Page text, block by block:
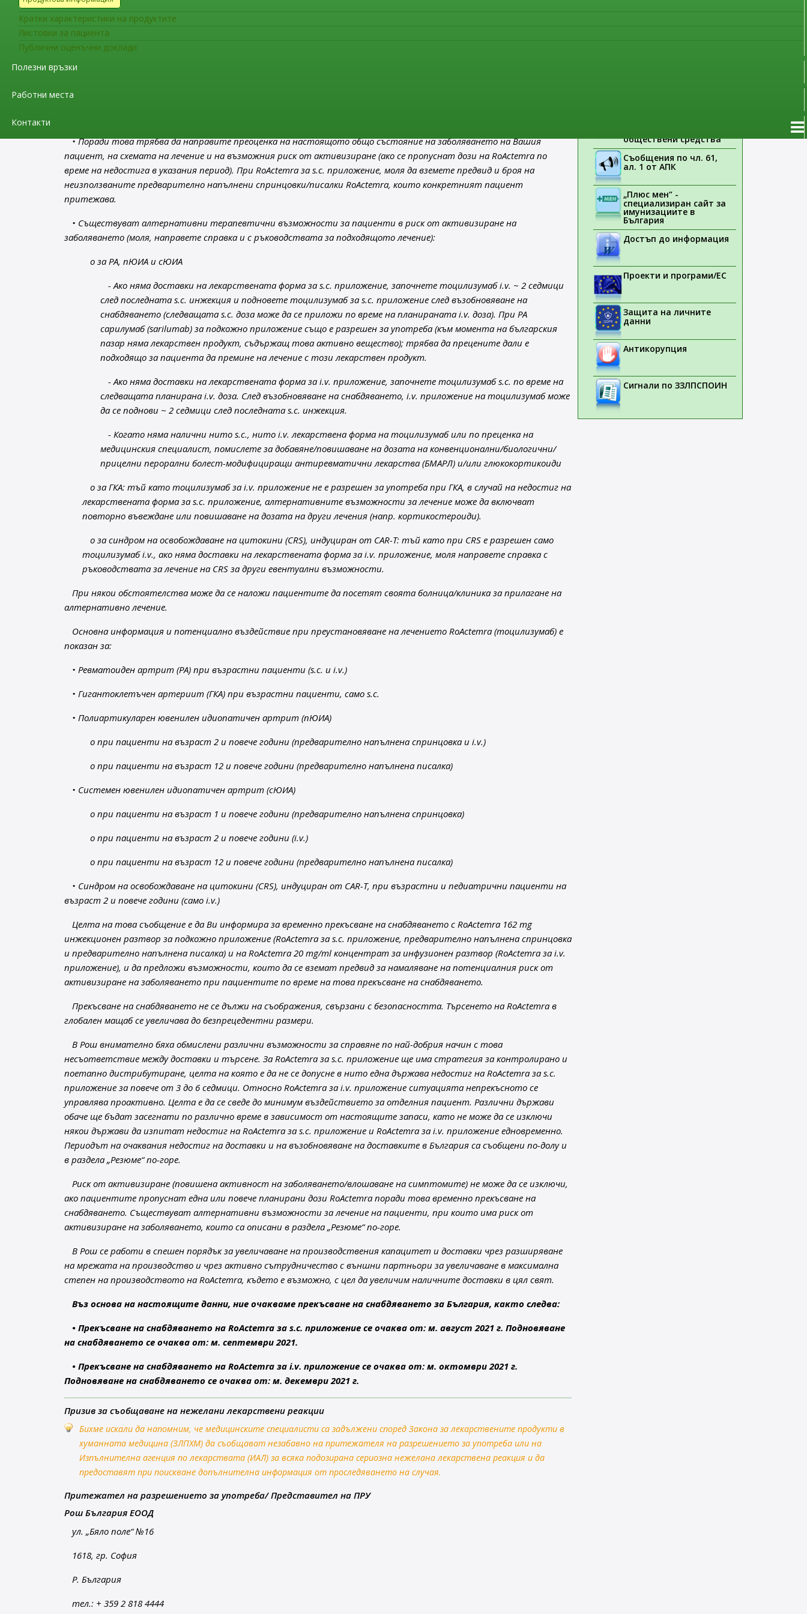
Кратки характеристики на продуктите
Листовки за пациента
Публични оценъчни доклади
Полезни връзки
Работни места
Контакти
o RoActemra 20 mg/ml концентрат за инфузионен разтвор (i.v.): очаква се временно прекъсване на
снабдяването от:
(повишена активност на заболяването/влошаване на симптомите) при следните разрешени показания за
• Поради това трябва да направите преоценка на настоящото общо състояние на заболяването на Вашия
пациент, на схемата на лечение и на възможния риск от активизиране (ако се пропуснат дози на RoActemra по
време на недостига в указания период). При RoActemra за s.c. приложение, моля да вземете предвид и броя на
неизползваните предварително напълнени спринцовки/писалки RoActemra, които конкретният пациент
притежава.
• Съществуват алтернативни терапевтични възможности за пациенти в риск от активизиране на
заболяването (моля, направете справка и с ръководствата за подходящото лечение):
o за РА, пЮИА и сЮИА
- Ако няма доставки на лекарствената форма за s.c. приложение, започнете тоцилизумаб i.v. ~ 2 седмици
след последната s.c. инжекция и подновете тоцилизумаб за s.c. приложение след възобновяване на
снабдяването (следващата s.c. доза може да се приложи по време на планираната i.v. доза). При РА
сарилумаб (sarilumab) за подкожно приложение също е разрешен за употреба (към момента на българския
пазар няма лекарствен продукт, съдържащ това активно вещество); трябва да прецените дали е
подходящо за пациента да премине на лечение с този лекарствен продукт.
- Ако няма доставки на лекарствената форма за i.v. приложение, започнете тоцилизумаб s.c. по време на
следващата планирана i.v. доза. След възобновяване на снабдяването, i.v. приложение на тоцилизумаб може
да се поднови ~ 2 седмици след последната s.c. инжекция.
- Когато няма налични нито s.c., нито i.v. лекарствена форма на тоцилизумаб или по преценка на
медицинския специалист, помислете за добавяне/повишаване на дозата на конвенционални/биологични/
прицелни перорални болест-модифициращи антиревматични лекарства (БМАРЛ) и/или глюкокортикоиди
o за ГКА: тъй като тоцилизумаб за i.v. приложение не е разрешен за употреба при ГКА, в случай на недостиг на
лекарствената форма за s.c. приложение, алтернативните възможности за лечение може да включват
повторно въвеждане или повишаване на дозата на други лечения (напр. кортикостероиди).
o за синдром на освобождаване на цитокини (CRS), индуциран от CAR-T: тъй като при CRS е разрешен само
тоцилизумаб i.v., ако няма доставки на лекарствената форма за i.v. приложение, моля направете справка с
ръководствата за лечение на CRS за други евентуални възможности.
При някои обстоятелства може да се наложи пациентите да посетят своята болница/клиника за прилагане на
алтернативно лечение.
Основна информация и потенциално въздействие при преустановяване на лечението RoActemra (тоцилизумаб) е
показан за:
• Ревматоиден артрит (РА) при възрастни пациенти (s.c. и i.v.)
• Гигантоклетъчен артериит (ГКА) при възрастни пациенти, само s.c.
• Полиартикуларен ювенилен идиопатичен артрит (пЮИА)
o при пациенти на възраст 2 и повече години (предварително напълнена спринцовка и i.v.)
o при пациенти на възраст 12 и повече години (предварително напълнена писалка)
• Системен ювенилен идиопатичен артрит (сЮИА)
o при пациенти на възраст 1 и повече години (предварително напълнена спринцовка)
o при пациенти на възраст 2 и повече години (i.v.)
o при пациенти на възраст 12 и повече години (предварително напълнена писалка)
• Синдром на освобождаване на цитокини (CRS), индуциран от CAR-T, при възрастни и педиатрични пациенти на
възраст 2 и повече години (само i.v.)
Целта на това съобщение е да Ви информира за временно прекъсване на снабдяването с RoActemra 162 mg
инжекционен разтвор за подкожно приложение (RoActemra за s.c. приложение, предварително напълнена спринцовка
и предварително напълнена писалка) и на RoActemra 20 mg/ml концентрат за инфузионен разтвор (RoActemra за i.v.
приложение), и да предложи възможности, които да се вземат предвид за намаляване на потенциалния риск от
активизиране на заболяването при пациентите по време на това прекъсване на снабдяването.
Прекъсване на снабдяването не се дължи на съображения, свързани с безопасността. Търсенето на RoActemra в
глобален мащаб се увеличава до безпрецедентни размери.
В Рош внимателно бяха обмислени различни възможности за справяне по най-добрия начин с това
несъответствие между доставки и търсене. За RoActemra за s.c. приложение ще има стратегия за контролирано и
поетапно дистрибутиране, целта на която е да не се допусне в нито една държава недостиг на RoActemra за s.c.
приложение за повече от 3 до 6 седмици. Относно RoActemra за i.v. приложение ситуацията непрекъсното се
управлява проактивно. Целта е да се сведе до минимум въздействието за отделния пациент. Различни държави
обаче ще бъдат засегнати по различно време в зависимост от настоящите запаси, като не може да се изключи
някои държави да изпитат недостиг на RoActemra за s.c. приложение и RoActemra за i.v. приложение едновременно.
Периодът на очаквания недостиг на доставки и на възобновяване на доставките в България са съобщени по-долу и
в раздела „Резюме“ по-горе.
Риск от активизиране (повишена активност на заболяването/влошаване на симптомите) не може да се изключи,
ако пациентите пропуснат една или повече планирани дози RoActemra поради това временно прекъсване на
снабдяването. Съществуват алтернативни възможности за лечение на пациенти, при които има риск от
активизиране на заболяването, които са описани в раздела „Резюме“ по-горе.
В Рош се работи в спешен порядък за увеличаване на производствения капацитет и доставки чрез разширяване
на мрежата на производство и чрез активно сътрудничество с външни партньори за увеличаване в максимална
степен на производството на RoActemra, където е възможно, с цел да увеличим наличните доставки в цял свят.
Въз основа на настоящите данни, ние очакваме прекъсване на снабдяването за България, както следва:
• Прекъсване на снабдяването на RoActemra за s.c. приложение се очаква от: м. август 2021 г. Подновяване
на снабдяването се очаква от: м. септември 2021.
• Прекъсване на снабдяването на RoActemra за i.v. приложение се очаква от: м. октомври 2021 г.
Подновяване на снабдяването се очаква от: м. декември 2021 г.
Призив за съобщаване на нежелани лекарствени реакции
Бихме искали да напомним, че медицинските специалисти са задължени според Закона за лекарствените продукти в
хуманната медицина (ЗЛПХМ) да съобщават незабавно на притежателя на разрешението за употреба или на
Изпълнителна агенция по лекарствата (ИАЛ) за всяка подозирана сериозна нежелана лекарствена реакция и да
предоставят при поискване допълнителна информация от проследяването на случая.
Притежател на разрешението за употреба/ Представител на ПРУ
Рош България ЕООД
ул. „Бяло поле“ №16
1618, гр. София
Р. България
тел.: + 359 2 818 4444
обществени средства
Съобщения по чл. 61,
ал. 1 от АПК
„Плюс мен“ -
специализиран сайт за
имунизациите в
България
Достъп до информация
Проекти и програми/ЕС
Защита на личните
данни
Антикорупция
Сигнали по ЗЗЛПСПОИН